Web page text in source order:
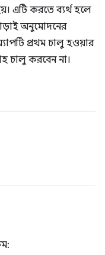
এটি করতে ব্যর্থ হলে
অনুমোদনের
প্রথম চালু হওয়ার
চালু করবেন না।